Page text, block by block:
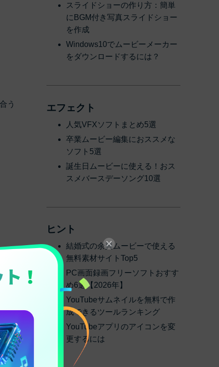
う
少な
画
スライドショーの作り方：簡単
にBGM付き写真スライドショー
を作成
Windows10でムービーメーカー
をダウンロードするには？
エフェクト
人気VFXソフトまとめ5選
卒業ムービー編集におススメな
ソフト5選
誕生日ムービーに使える！おス
スメバースデーソング10選
ヒント
結婚式の余興ムービーで使える
無料素材サイトTop5
PC画面録画フリーソフトおすす
め6選【2026年】
YouTubeサムネイルを無料で作
成できるツールランキング
YouTubeアプリのアイコンを変
更するには